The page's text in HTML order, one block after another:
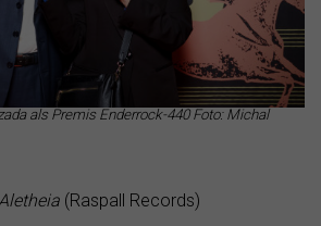
als Premis Enderrock-440 Foto: Michal
(Raspall Records)